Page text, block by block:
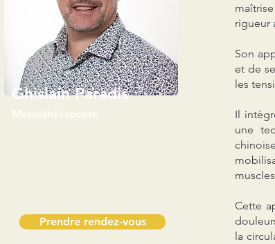
Massothérapeute
Ghislain Paradis
Prendre rendez-vous
rigueur
Son
et de
les
Il
une
Cette
la